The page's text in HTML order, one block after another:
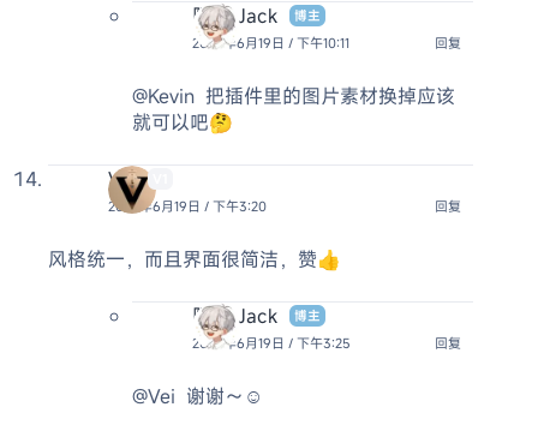
阿杰 Jack
博主
2025年6月19日 / 下午10:11
回复
@Kevin 把插件里的图片素材换掉应该
就可以吧🤔
Vei
2025年6月19日 / 下午3:20
回复
风格统一，而且界面很简洁，赞👍
阿杰 Jack
博主
2025年6月19日 / 下午3:25
回复
@Vei 谢谢～☺️